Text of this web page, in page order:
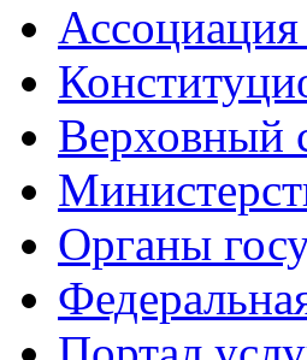
Верховный
Органы